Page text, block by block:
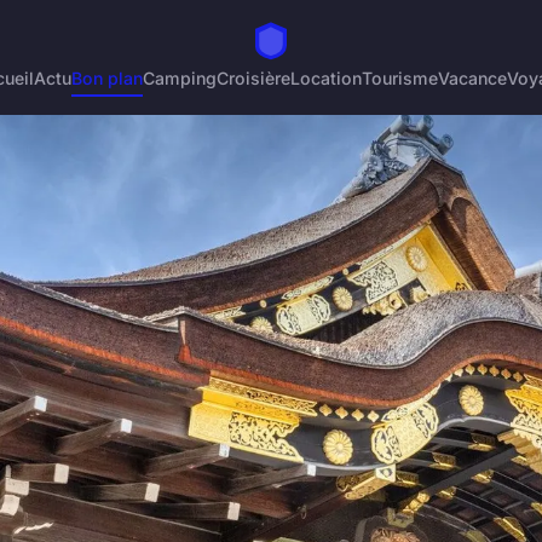
ActuBon planCampingCroisièreLocationTourismeVacance